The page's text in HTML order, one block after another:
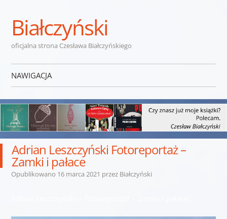
Białczyński
oficjalna strona Czesława Białczyńskiego
NAWIGACJA
Adrian Leszczyński Fotoreportaż –
Zamki i pałace
Opublikowano 16 marca 2021 przez Białczyński